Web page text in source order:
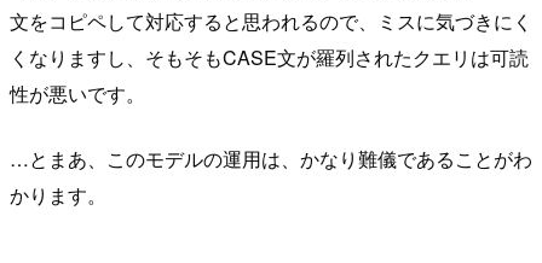
文をコピペして対応すると思われるので、ミスに気づきにく
くなりますし、そもそもCASE文が羅列されたクエリは可読
性が悪いです。
…とまあ、このモデルの運用は、かなり難儀であることがわ
かります。